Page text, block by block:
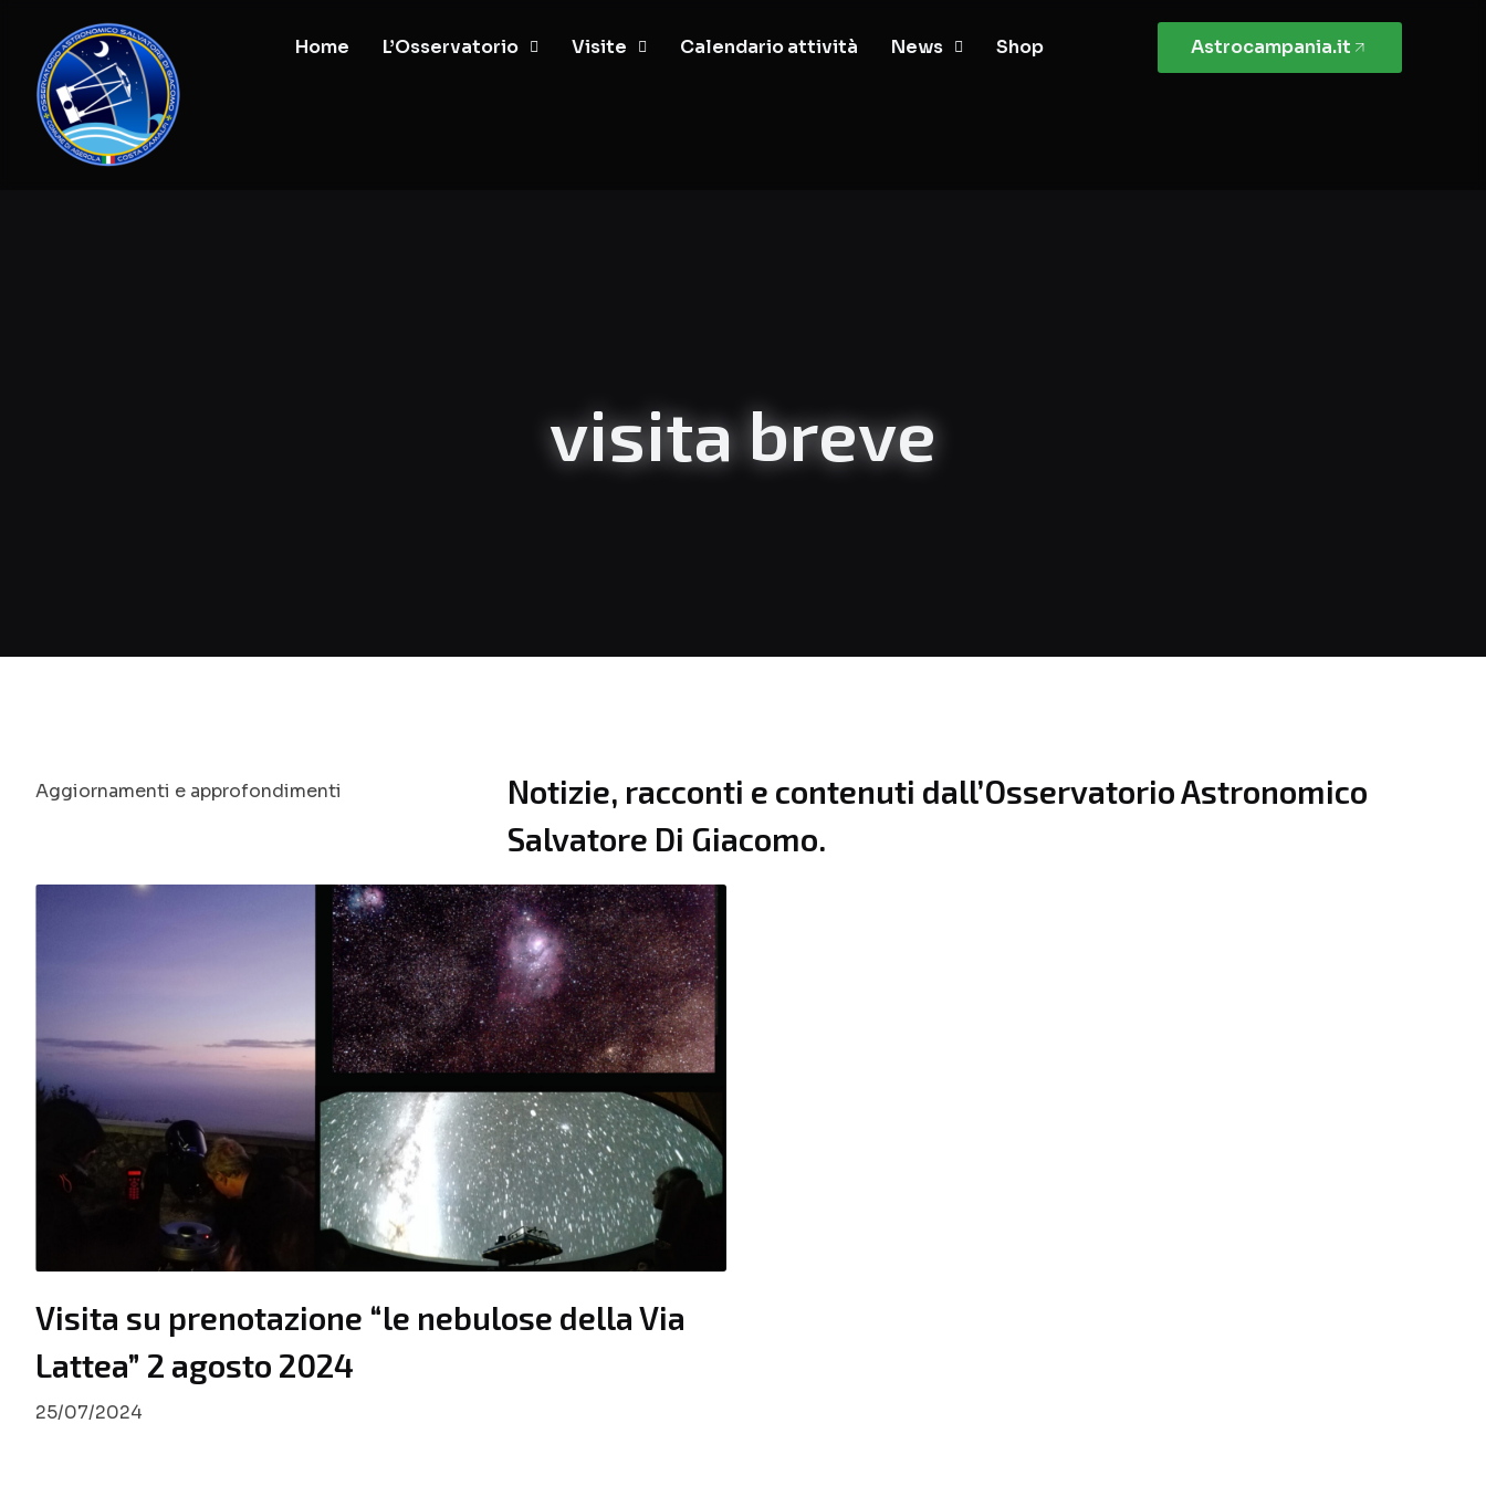
Home L’Osservatorio Visite Calendario attività News Shop Astrocampania.it
visita breve
Aggiornamenti e approfondimenti
Notizie, racconti e contenuti dall’Osservatorio Astronomico
Salvatore Di Giacomo.
Visita su prenotazione “le nebulose della Via
Lattea” 2 agosto 2024
25/07/2024